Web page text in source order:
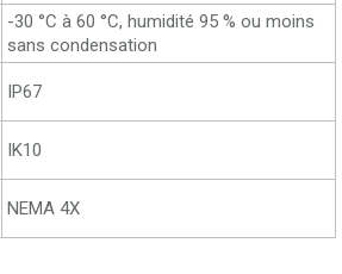
-30 °C à 60 °C, humidité 95 % ou moins
sans condensation
IP67
IK10
NEMA 4X